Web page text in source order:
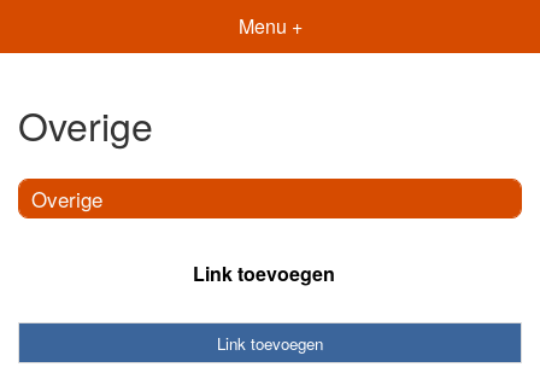
Menu +
Overige
Overige
Link toevoegen
Link toevoegen